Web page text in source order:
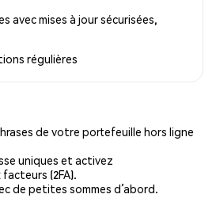
avec mises à jour sécurisées,
régulières
de votre portefeuille hors ligne
uniques et activez
(2FA).
de petites sommes d’abord.